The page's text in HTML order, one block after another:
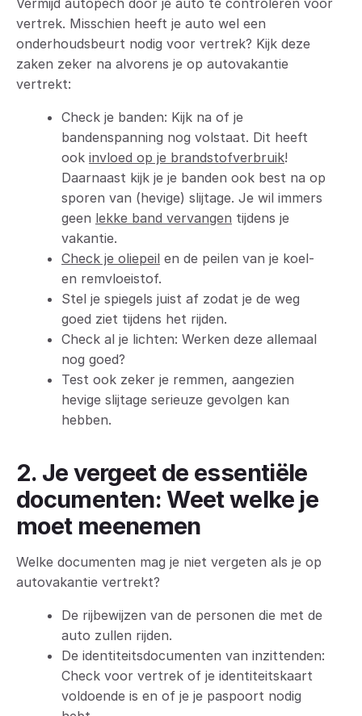
Vermijd autopech door je auto te controleren voor
vertrek. Misschien heeft je auto wel een
onderhoudsbeurt nodig voor vertrek? Kijk deze
zaken zeker na alvorens je op autovakantie
vertrekt:
Check je banden: Kijk na of je
bandenspanning nog volstaat. Dit heeft
ook invloed op je brandstofverbruik!
Daarnaast kijk je je banden ook best na op
sporen van (hevige) slijtage. Je wil immers
geen lekke band vervangen tijdens je
vakantie.
Check je oliepeil en de peilen van je koel-
en remvloeistof.
Stel je spiegels juist af zodat je de weg
goed ziet tijdens het rijden.
Check al je lichten: Werken deze allemaal
nog goed?
Test ook zeker je remmen, aangezien
hevige slijtage serieuze gevolgen kan
hebben.
2. Je vergeet de essentiële
documenten: Weet welke je
moet meenemen
Welke documenten mag je niet vergeten als je op
autovakantie vertrekt?
De rijbewijzen van de personen die met de
auto zullen rijden.
De identiteitsdocumenten van inzittenden:
Check voor vertrek of je identiteitskaart
voldoende is en of je je paspoort nodig